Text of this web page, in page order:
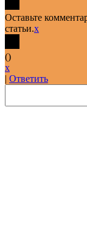
Оставьте
статьи.x
()
x
| Ответить